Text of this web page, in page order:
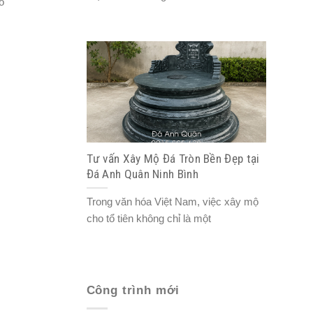
Tư vấn Xây Mộ Đá Tròn Bền Đẹp tại
Đá Anh Quân Ninh Bình
Trong văn hóa Việt Nam, việc xây mộ
cho tổ tiên không chỉ là một
Công trình mới